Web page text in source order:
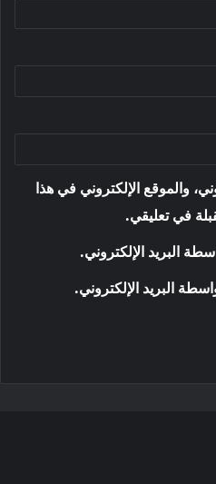
والموقع الإلكتروني في هذا
في تعليقي.
البريد الإلكتروني.
البريد الإلكتروني.